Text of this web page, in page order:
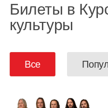
Билеты в
культуры
Все